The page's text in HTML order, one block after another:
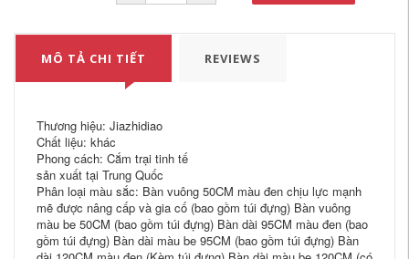
MÔ TẢ CHI TIẾT REVIEWS
Thương hiệu: Jiazhidiao
Chất liệu: khác
Phong cách: Cắm trại tinh tế
sản xuất tại Trung Quốc
Phân loại màu sắc: Bàn vuông 50CM màu đen chịu lực mạnh
mẽ được nâng cấp và gia cố (bao gồm túi đựng) Bàn vuông
màu be 50CM (bao gồm túi đựng) Bàn dài 95CM màu đen (bao
gồm túi đựng) Bàn dài màu be 95CM (bao gồm túi đựng) Bàn